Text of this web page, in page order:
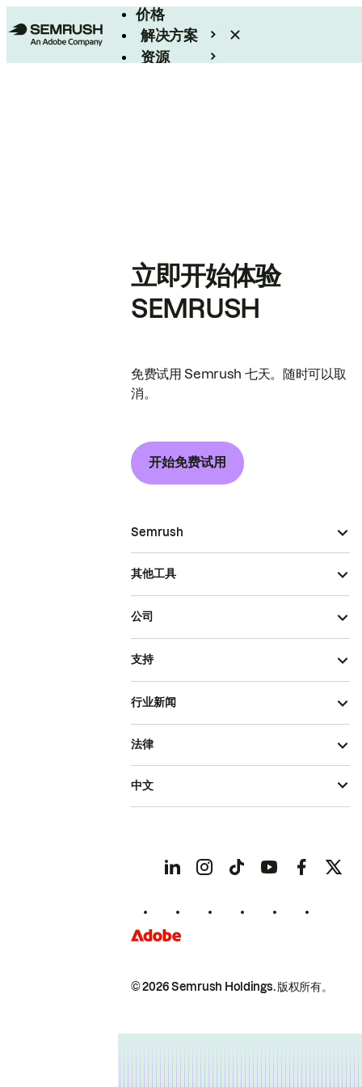
价格
解决方案
资源
立即开始体验
SEMRUSH
免费试用 Semrush 七天。随时可以取
消。
开始免费试用
Semrush
其他工具
公司
支持
行业新闻
© 2026 Semrush Holdings.版权所有。
法律
中文